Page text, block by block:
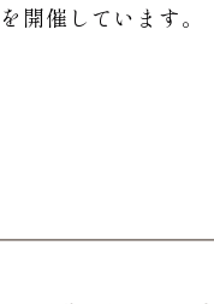
を開催しています。